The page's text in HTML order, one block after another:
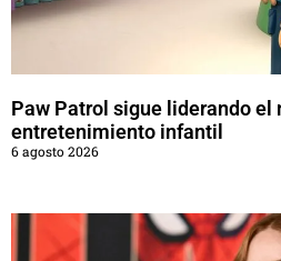
Paw Patrol sigue liderando el
entretenimiento infantil
6 agosto 2026